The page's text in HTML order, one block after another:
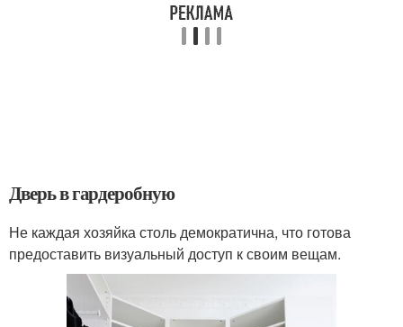
Дверь в гардеробную
Не каждая хозяйка столь демократична, что готова
предоставить визуальный доступ к своим вещам.